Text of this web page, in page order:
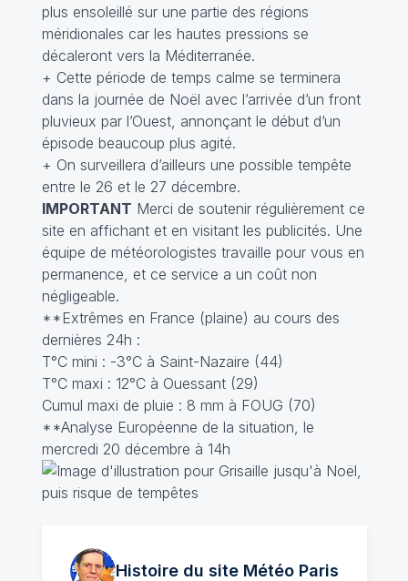
plus ensoleillé sur une partie des régions
méridionales car les hautes pressions se
décaleront vers la Méditerranée.
+ Cette période de temps calme se terminera
dans la journée de Noël avec l’arrivée d’un front
pluvieux par l’Ouest, annonçant le début d’un
épisode beaucoup plus agité.
+ On surveillera d’ailleurs une possible tempête
entre le 26 et le 27 décembre.
IMPORTANT Merci de soutenir régulièrement ce
site en affichant et en visitant les publicités. Une
équipe de météorologistes travaille pour vous en
permanence, et ce service a un coût non
négligeable.
**Extrêmes en France (plaine) au cours des
dernières 24h :
T°C mini : -3°C à Saint-Nazaire (44)
T°C maxi : 12°C à Ouessant (29)
Cumul maxi de pluie : 8 mm à FOUG (70)
**Analyse Européenne de la situation, le
mercredi 20 décembre à 14h
Histoire du site MétéoParis